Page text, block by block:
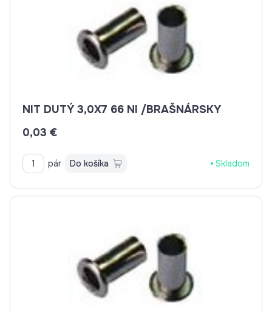
NIT DUTÝ 3,0X7 66 NI /BRAŠNÁRSKY
0,03 €
pár Do košíka Skladom